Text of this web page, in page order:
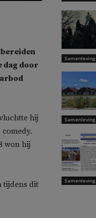
dag door
hij
won hij
tijdens dit
Samenleving
Samenleving
Samenleving